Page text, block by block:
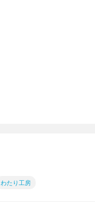
わたり工房